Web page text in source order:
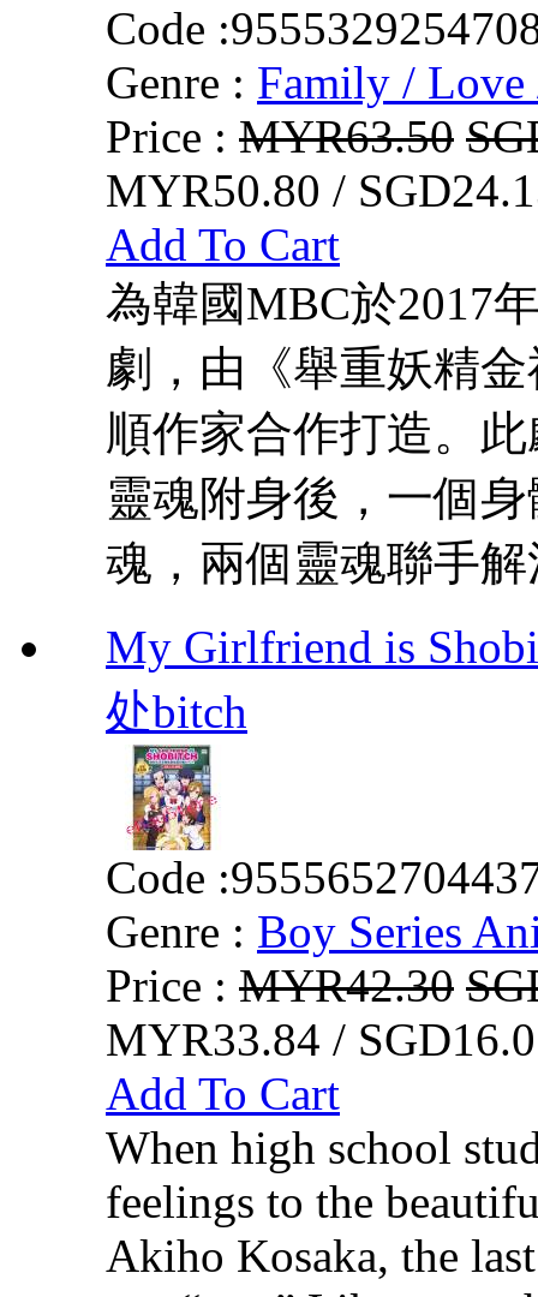
Code :
Genre : Family / Love
Price : MYR63.50
MYR50.80 /
Add To Cart
為韓國MBC於2017
劇，由《舉重妖精
順作家合作打造。
靈魂附身後，一個
魂，兩個靈魂聯手
My Girlfriend is
处bitch
Code :
Genre : Boy Series
Price : MYR42.30
MYR33.84 /
Add To Cart
When high school
feelings to the
Akiho Kosaka, the